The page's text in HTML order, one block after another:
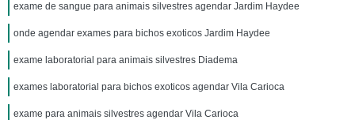
exame de sangue para animais silvestres agendar Jardim Haydee
onde agendar exames para bichos exoticos Jardim Haydee
exame laboratorial para animais silvestres Diadema
exames laboratorial para bichos exoticos agendar Vila Carioca
exame para animais silvestres agendar Vila Carioca